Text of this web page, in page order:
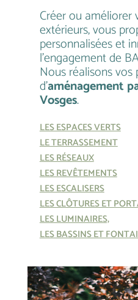
Créer ou améliorer
extérieurs, vous
personnalisées et
l’engagement de
Nous réalisons vos
d’aménagement
Vosges.
LES ESPACES VERTS
LE TERRASSEMENT
LES RÉSEAUX
LES REVÊTEMENTS
LES ESCALISERS
LES CLÔTURES ET
LES LUMINAIRES,
LES BASSINS ET